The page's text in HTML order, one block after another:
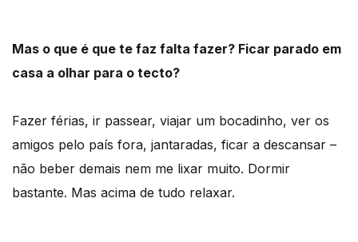
Mas o que é que te faz falta fazer? Ficar parado em
casa a olhar para o tecto?
Fazer férias, ir passear, viajar um bocadinho, ver os
amigos pelo país fora, jantaradas, ficar a descansar –
não beber demais nem me lixar muito. Dormir
bastante. Mas acima de tudo relaxar.